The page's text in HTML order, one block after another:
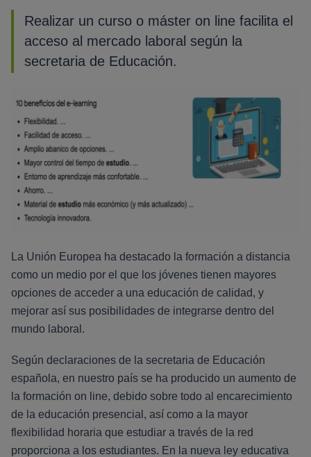
Realizar un curso o máster on line facilita el
acceso al mercado laboral según la
secretaria de Educación.
La Unión Europea ha destacado la formación a distancia
como un medio por el que los jóvenes tienen mayores
opciones de acceder a una educación de calidad, y
mejorar así sus posibilidades de integrarse dentro del
mundo laboral.
Según declaraciones de la secretaria de Educación
española, en nuestro país se ha producido un aumento de
la formación on line, debido sobre todo al encarecimiento
de la educación presencial, así como a la mayor
flexibilidad horaria que estudiar a través de la red
proporciona a los estudiantes. En la nueva ley educativa